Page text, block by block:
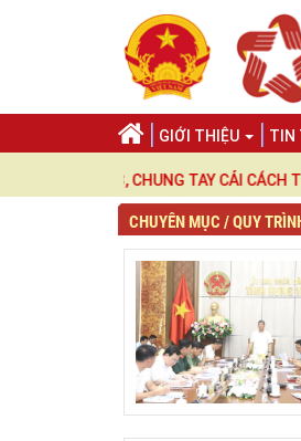
GIỚI THIỆU TIN
2023, CHUNG TAY CẢI CÁCH THỦ
CHUYÊN MỤC / QUY